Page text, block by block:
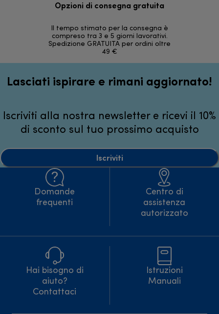
Opzioni di consegna gratuita
Il tempo stimato per la consegna è
compreso tra 3 e 5 giorni lavorativi.
Spedizione GRATUITA per ordini oltre
49 €
Lasciati ispirare e rimani aggiornato!
Iscriviti alla nostra newsletter e ricevi il 10%
di sconto sul tuo prossimo acquisto
Iscriviti
Domande
frequenti
Centro di
assistenza
autorizzato
Hai bisogno di
aiuto?
Contattaci
Istruzioni
Manuali